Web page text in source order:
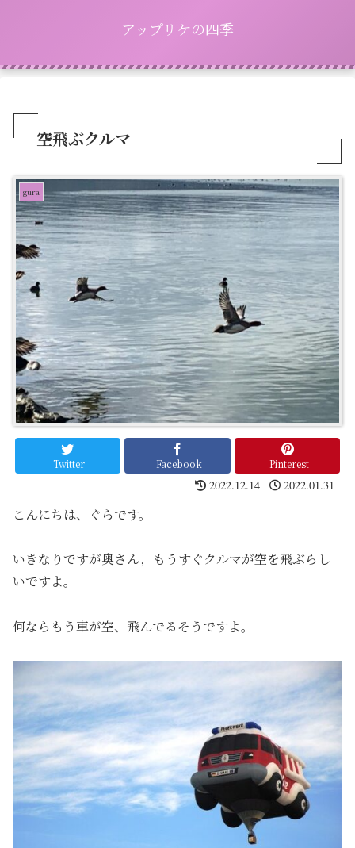
アップリケの四季
空飛ぶクルマ
gura
Twitter Facebook Pinterest
2022.12.14 2022.01.31
こんにちは、ぐらです。
いきなりですが奥さん，もうすぐクルマが空を飛ぶらし
いですよ。
何ならもう車が空、飛んでるそうですよ。